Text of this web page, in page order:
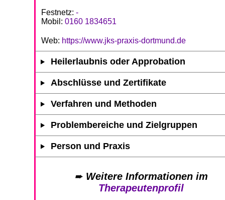
Festnetz: -
Mobil: 0160 1834651
Web: https://www.jks-praxis-dortmund.de
Heilerlaubnis oder Approbation
Abschlüsse und Zertifikate
Verfahren und Methoden
Problembereiche und Zielgruppen
Person und Praxis
➨ Weitere Informationen im
Therapeutenprofil